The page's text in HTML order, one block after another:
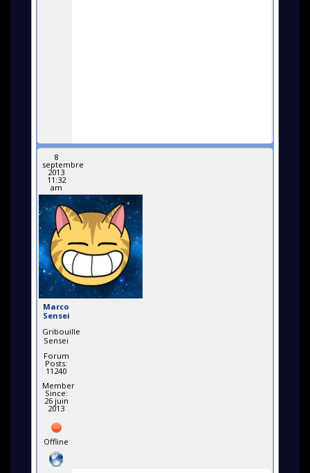
8
septembre
2013
11:32
am
Marco
Sensei
Gribouille
Sensei
Forum
Posts:
11240
Member
Since:
26 juin
2013
Offline